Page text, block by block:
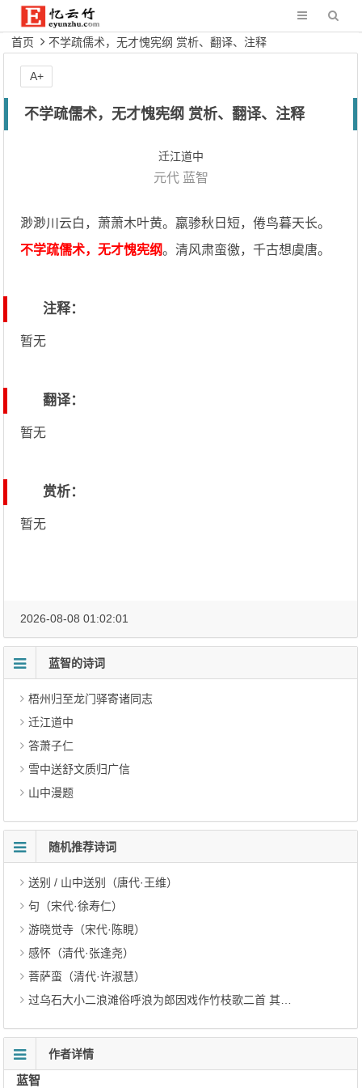
首页 不学疏儒术，无才愧宪纲 赏析、翻译、注释
不学疏儒术，无才愧宪纲 赏析、翻译、注释
迁江道中
元代 蓝智
渺渺川云白，萧萧木叶黄。羸骖秋日短，倦鸟暮天长。
不学疏儒术，无才愧宪纲。清风肃蛮徼，千古想虞唐。
注释：
暂无
翻译：
暂无
赏析：
暂无
A+
2026-08-08 01:02:01
蓝智的诗词
梧州归至龙门驿寄诸同志
迁江道中
答萧子仁
雪中送舒文质归广信
山中漫题
随机推荐诗词
送别 / 山中送别（唐代·王维）
句（宋代·徐寿仁）
游晓觉寺（宋代·陈睍）
感怀（清代·张逢尧）
菩萨蛮（清代·许淑慧）
过乌石大小二浪滩俗呼浪为郎因戏作竹枝歌二首 其二（宋代·杨万里）
作者详情
蓝智